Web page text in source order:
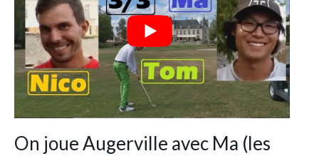
On joue Augerville avec Ma (les